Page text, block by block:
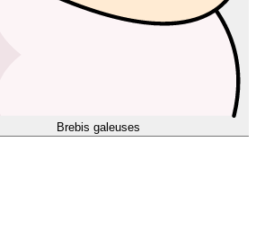
Brebis galeuses